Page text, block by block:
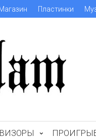
Пластинки